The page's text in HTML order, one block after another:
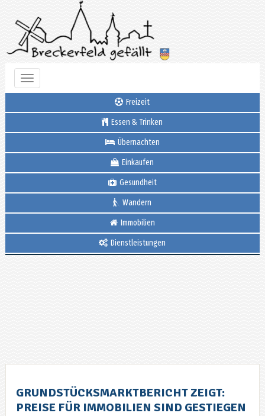
Toggle
navigation
Freizeit
Essen & Trinken
Übernachten
Einkaufen
Gesundheit
Wandern
Immobilien
Dienstleistungen
GRUNDSTÜCKSMARKTBERICHT ZEIGT:
PREISE FÜR IMMOBILIEN SIND GESTIEGEN